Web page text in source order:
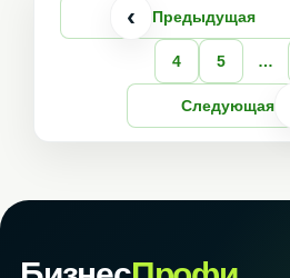
‹ Предыдущая
4 5 …
Следующая